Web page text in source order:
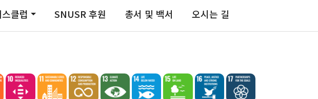
클럽 SNUSR 후원 총서 및 백서 오시는 길